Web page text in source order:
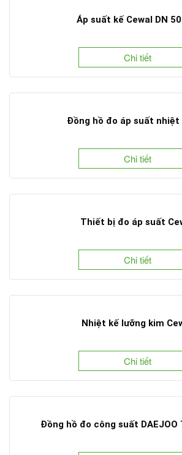
Áp suất kế Cewal DN
Chi tiết
Đồng hồ đo áp suất nhiệt
Chi tiết
Thiết bị đo áp suất
Chi tiết
Nhiệt kế lưỡng kim
Chi tiết
Đồng hồ đo công suất DAEJOO